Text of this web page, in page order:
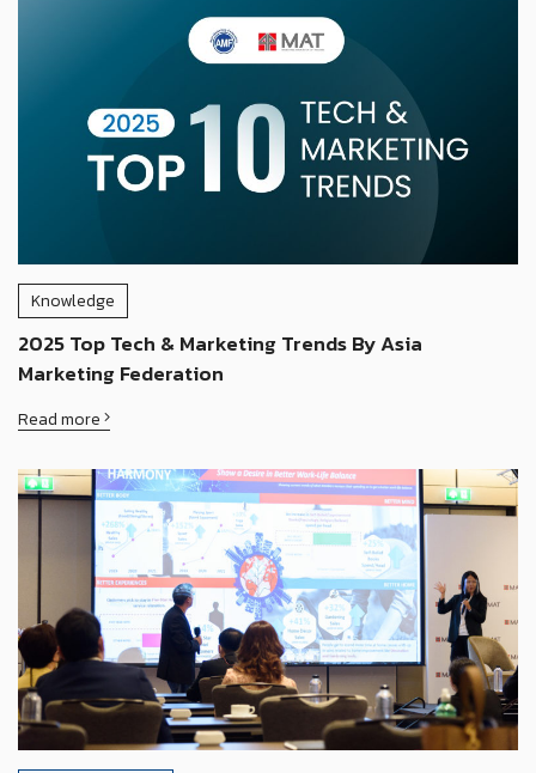
Knowledge
2025 Top Tech & Marketing Trends By Asia
Marketing Federation
Read more